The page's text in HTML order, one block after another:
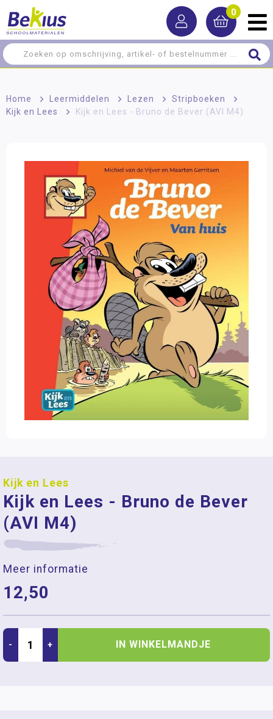
0
Home > Leermiddelen > Lezen > Stripboeken
>
Kijk en Lees
> Kijk en Lees - Bruno de Bever (AVI M4)
Kijk en Lees
Kijk en Lees - Bruno de Bever
(AVI M4)
Meer informatie
12,50
- + IN WINKELMANDJE